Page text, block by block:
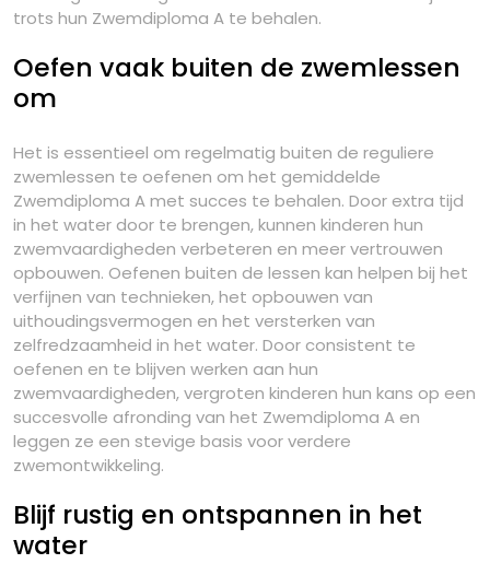
trots hun Zwemdiploma A te behalen.
Oefen vaak buiten de zwemlessen
om
Het is essentieel om regelmatig buiten de reguliere
zwemlessen te oefenen om het gemiddelde
Zwemdiploma A met succes te behalen. Door extra tijd
in het water door te brengen, kunnen kinderen hun
zwemvaardigheden verbeteren en meer vertrouwen
opbouwen. Oefenen buiten de lessen kan helpen bij het
verfijnen van technieken, het opbouwen van
uithoudingsvermogen en het versterken van
zelfredzaamheid in het water. Door consistent te
oefenen en te blijven werken aan hun
zwemvaardigheden, vergroten kinderen hun kans op een
succesvolle afronding van het Zwemdiploma A en
leggen ze een stevige basis voor verdere
zwemontwikkeling.
Blijf rustig en ontspannen in het
water